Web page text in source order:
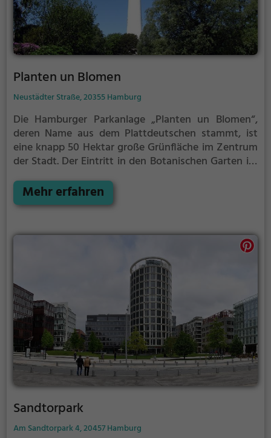
Planten un Blomen
Neustädter Straße, 20355 Hamburg
Die Hamburger Parkanlage „Planten un Blomen“,
deren Name aus dem Plattdeutschen stammt, ist
eine knapp 50 Hektar große Grünfläche im Zentrum
der Stadt. Der Eintritt in den Botanischen Garten ist
1821 mit der Pflanzung der ersten Platane.
Mehr erfahren
Sandtorpark
Am Sandtorpark 4, 20457 Hamburg